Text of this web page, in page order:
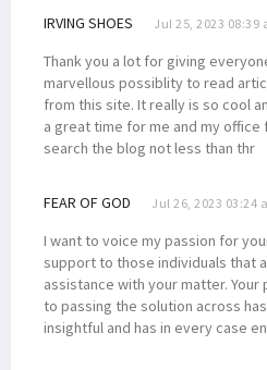
IRVING SHOES Jul 25, 2023 08:39
Thank you a lot for giving
marvellous possiblity to read
from this site. It really is so cool
a great time for me and my
search the blog not less than thr
FEAR OF GOD Jul 26, 2023 03:24
I want to voice my passion for
support to those individuals that
assistance with your matter.
to passing the solution across
insightful and has in every case